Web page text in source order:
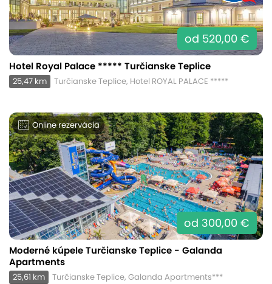
od 520,00 €
Hotel Royal Palace ***** Turčianske Teplice
25,47 km Turčianske Teplice, Hotel ROYAL PALACE *****
Online rezervácia
od 300,00 €
Moderné kúpele Turčianske Teplice - Galanda
Apartments
25,61 km Turčianske Teplice, Galanda Apartments***